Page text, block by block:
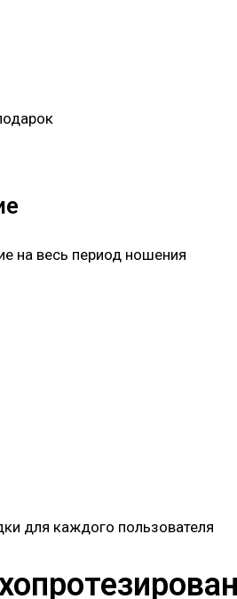
на весь период ношения
для каждого пользователя